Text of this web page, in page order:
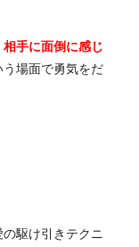
手に面倒に感じ
場面で勇気をだ
駆け引きテクニ